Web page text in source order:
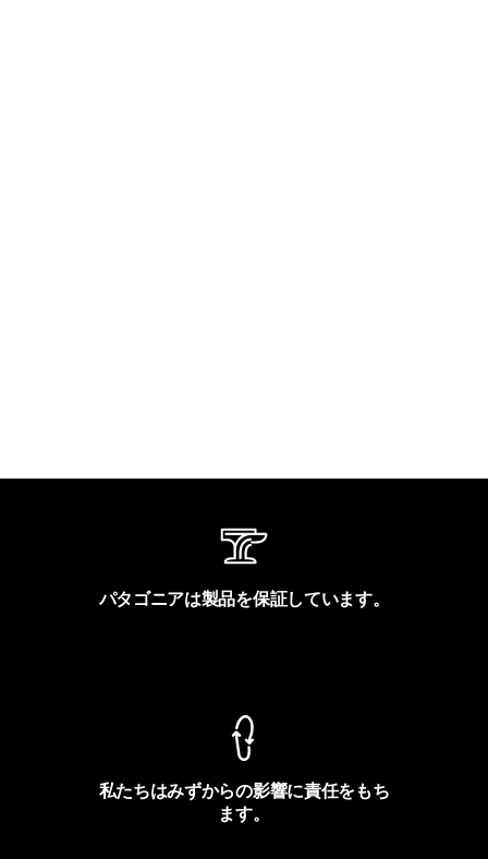
パタゴニアは製品を保証しています。
私たちはみずからの影響に責任をもち
ます。